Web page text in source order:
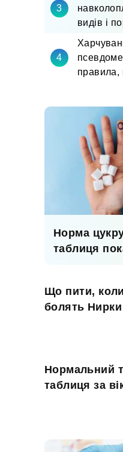
видів і
правила,
Норма
таблиця
Що пити, коли
болять Нирки
Нормальний
таблиця за